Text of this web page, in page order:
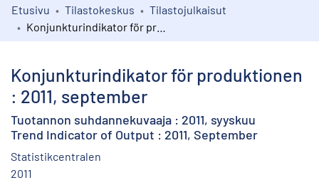
Kokoelmat
Etusivu Tilastokeskus
Tilastojulkaisut
Konjunkturindikator för produktionen
: 2011, september
Tuotannon suhdannekuvaaja : 2011, syyskuu
Trend Indicator of Output : 2011, September
Statistikcentralen
2011